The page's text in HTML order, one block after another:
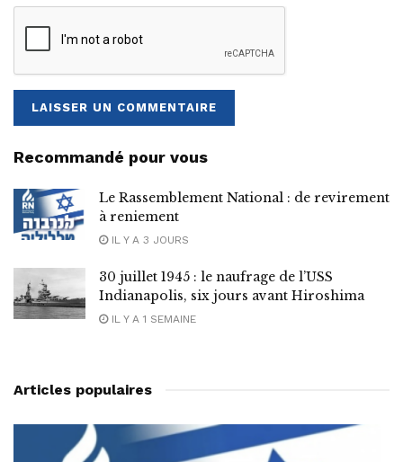
Recommandé pour vous
Le Rassemblement National : de revirement
à reniement
IL Y A 3 JOURS
30 juillet 1945 : le naufrage de l’USS
Indianapolis, six jours avant Hiroshima
IL Y A 1 SEMAINE
Articles populaires